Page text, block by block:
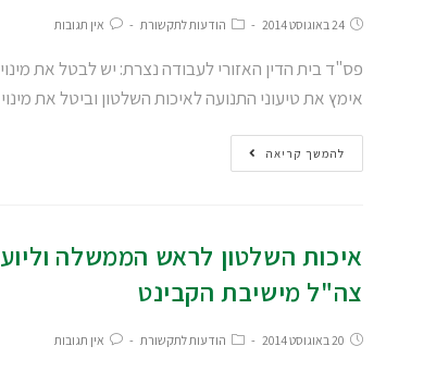
24 באוגוסט 2014 הודעות לתקשורת אין תגובות
פס"ד בית הדין האזורי לעבודה נצרת: יש לבטל את
אימץ את טיעוני התנועה לאיכות השלטון וביטל את
להמשך קריאה
איכות השלטון לראש הממשלה
צה"ל מישיבת הקבינט
20 באוגוסט 2014 הודעות לתקשורת אין תגובות